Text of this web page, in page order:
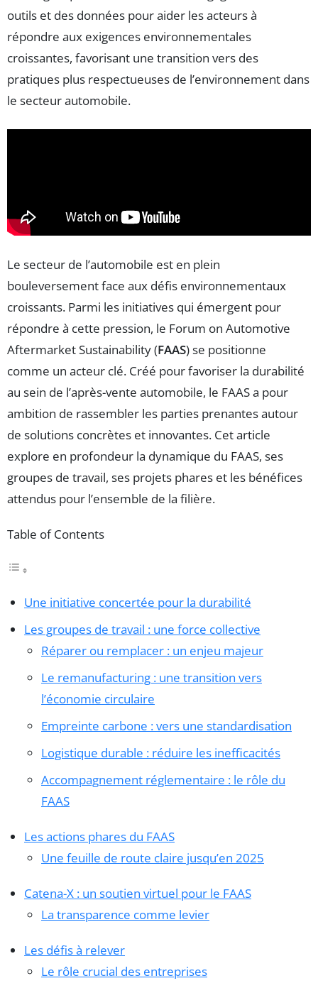
outils et des données pour aider les acteurs à
répondre aux exigences environnementales
croissantes, favorisant une transition vers des
pratiques plus respectueuses de l’environnement dans
le secteur automobile.
Le secteur de l’automobile est en plein
bouleversement face aux défis environnementaux
croissants. Parmi les initiatives qui émergent pour
répondre à cette pression, le Forum on Automotive
Aftermarket Sustainability (FAAS) se positionne
comme un acteur clé. Créé pour favoriser la durabilité
au sein de l’après-vente automobile, le FAAS a pour
ambition de rassembler les parties prenantes autour
de solutions concrètes et innovantes. Cet article
explore en profondeur la dynamique du FAAS, ses
groupes de travail, ses projets phares et les bénéfices
attendus pour l’ensemble de la filière.
Table of Contents
Une initiative concertée pour la durabilité
Les groupes de travail : une force collective
Réparer ou remplacer : un enjeu majeur
Le remanufacturing : une transition vers
l’économie circulaire
Empreinte carbone : vers une standardisation
Logistique durable : réduire les inefficacités
Accompagnement réglementaire : le rôle du
FAAS
Les actions phares du FAAS
Une feuille de route claire jusqu’en 2025
Catena-X : un soutien virtuel pour le FAAS
La transparence comme levier
Les défis à relever
Le rôle crucial des entreprises